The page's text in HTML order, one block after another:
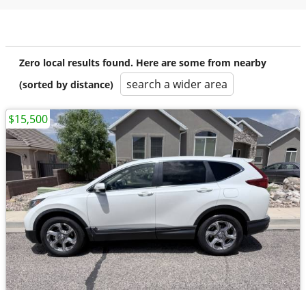
Zero local results found. Here are some from nearby
(sorted by distance)
search a wider area
$15,500